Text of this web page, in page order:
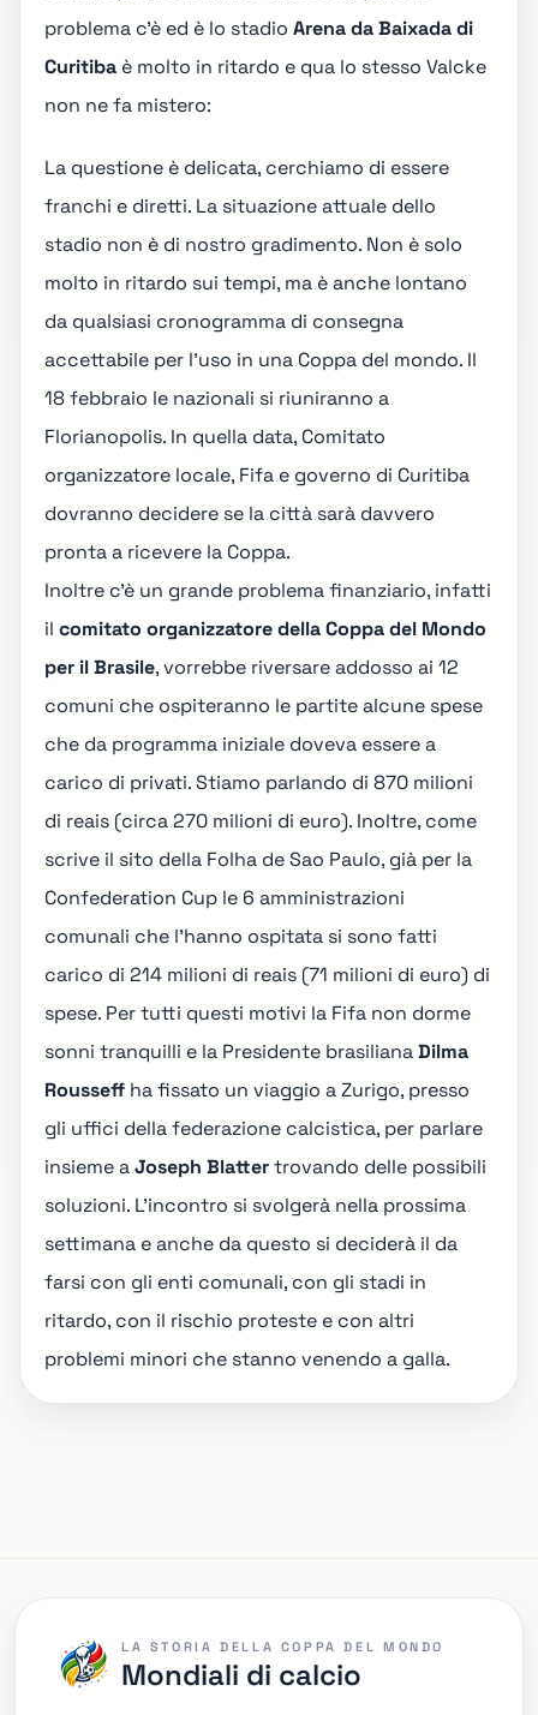
problema c'è ed è lo stadio Arena da Baixada di
Curitiba è molto in ritardo e qua lo stesso Valcke
non ne fa mistero:
La questione è delicata, cerchiamo di essere
franchi e diretti. La situazione attuale dello
stadio non è di nostro gradimento. Non è solo
molto in ritardo sui tempi, ma è anche lontano
da qualsiasi cronogramma di consegna
accettabile per l'uso in una Coppa del mondo. Il
18 febbraio le nazionali si riuniranno a
Florianopolis. In quella data, Comitato
organizzatore locale, Fifa e governo di Curitiba
dovranno decidere se la città sarà davvero
pronta a ricevere la Coppa.
Inoltre c'è un grande problema finanziario, infatti
il comitato organizzatore della Coppa del Mondo
per il Brasile, vorrebbe riversare addosso ai 12
comuni che ospiteranno le partite alcune spese
che da programma iniziale doveva essere a
carico di privati. Stiamo parlando di 870 milioni
di reais (circa 270 milioni di euro). Inoltre, come
scrive il sito della Folha de Sao Paulo, già per la
Confederation Cup le 6 amministrazioni
comunali che l'hanno ospitata si sono fatti
carico di 214 milioni di reais (71 milioni di euro) di
spese. Per tutti questi motivi la Fifa non dorme
sonni tranquilli e la Presidente brasilianaDilma
Rousseff ha fissato un viaggio a Zurigo, presso
gli uffici della federazione calcistica, per parlare
insieme aJoseph Blattertrovando delle possibili
soluzioni. L'incontro si svolgerà nella prossima
settimana e anche da questo si deciderà il da
farsi con gli enti comunali, con gli stadi in
ritardo, con il rischio proteste e con altri
problemi minori che stanno venendo a galla.
LA STORIA DELLA COPPA DEL MONDO
Mondiali di calcio